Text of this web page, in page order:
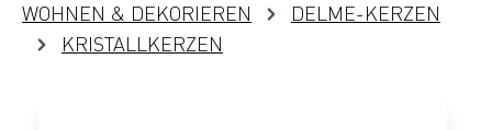
WOHNEN & DEKORIEREN
DELME-KERZEN
KRISTALLKERZEN